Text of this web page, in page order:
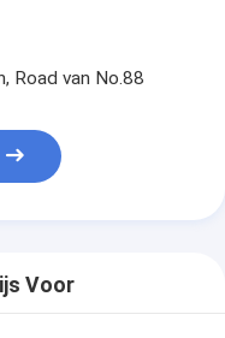
Road van No.88
Voor